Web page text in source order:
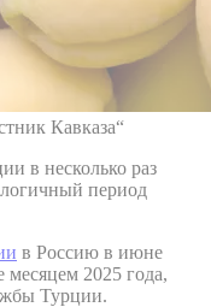
Кавказа“
в несколько раз
период
в Россию в июне
2025 года,
Турции.